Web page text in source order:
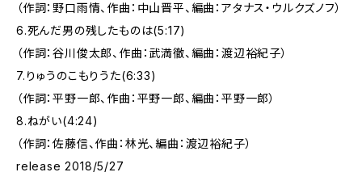
（作詞：野口雨情、作曲：中山晋平、編曲：アタナス・ウルクズノフ）
6.死んだ男の残したものは(5:17)
（作詞：谷川俊太郎、作曲：武満徹、編曲：渡辺裕紀子）
7.りゅうのこもりうた(6:33)
（作詞：平野一郎、作曲：平野一郎、編曲：平野一郎）
8.ねがい(4:24)
（作詞：佐藤信、作曲：林光、編曲：渡辺裕紀子）
release 2018/5/27